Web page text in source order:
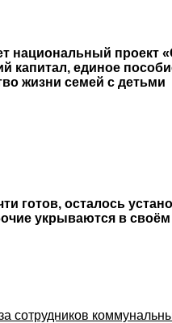
проект
единое
жизни семей с детьми
готов, осталось
укрываются в своём
сотрудников